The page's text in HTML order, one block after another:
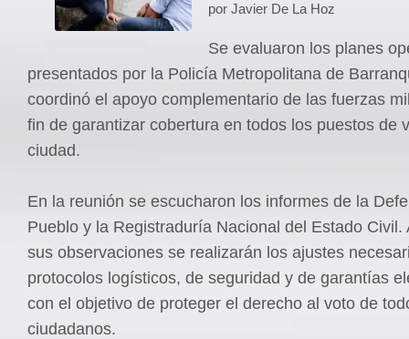
por Javier De La Hoz
Se evaluaron los planes
presentados por la Policía Metropolitana de
coordinó el apoyo complementario de las fuerzas
fin de garantizar cobertura en todos los puestos de
ciudad.
En la reunión se escucharon los informes de la
Pueblo y la Registraduría Nacional del Estado Civil.
sus observaciones se realizarán los ajustes
protocolos logísticos, de seguridad y de garantías
con el objetivo de proteger el derecho al voto de
ciudadanos.